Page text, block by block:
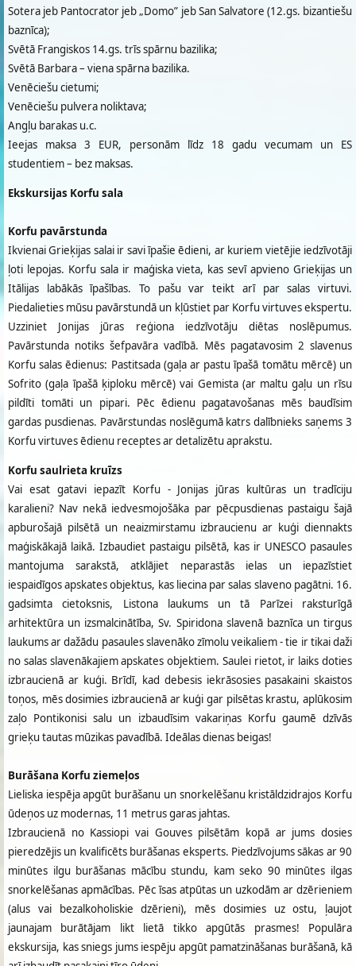
Sotera jeb Pantocrator jeb „Domo” jeb San Salvatore (12.gs. bizantiešu
baznīca);
Svētā Frangiskos 14.gs. trīs spārnu bazilika;
Svētā Barbara – viena spārna bazilika.
Venēciešu cietumi;
Venēciešu pulvera noliktava;
Angļu barakas u.c.
Ieejas maksa 3 EUR, personām līdz 18 gadu vecumam un ES
studentiem – bez maksas.
Ekskursijas Korfu sala
Korfu pavārstunda
Ikvienai Grieķijas salai ir savi īpašie ēdieni, ar kuriem vietējie iedzīvotāji
ļoti lepojas. Korfu sala ir maģiska vieta, kas sevī apvieno Grieķijas un
Itālijas labākās īpašības. To pašu var teikt arī par salas virtuvi.
Piedalieties mūsu pavārstundā un kļūstiet par Korfu virtuves ekspertu.
Uzziniet Jonijas jūras reģiona iedzīvotāju diētas noslēpumus.
Pavārstunda notiks šefpavāra vadībā. Mēs pagatavosim 2 slavenus
Korfu salas ēdienus: Pastitsada (gaļa ar pastu īpašā tomātu mērcē) un
Sofrito (gaļa īpašā ķiploku mērcē) vai Gemista (ar maltu gaļu un rīsu
pildīti tomāti un pipari. Pēc ēdienu pagatavošanas mēs baudīsim
gardas pusdienas. Pavārstundas noslēgumā katrs dalībnieks saņems 3
Korfu virtuves ēdienu receptes ar detalizētu aprakstu.
Korfu saulrieta kruīzs
Vai esat gatavi iepazīt Korfu - Jonijas jūras kultūras un tradīciju
karalieni? Nav nekā iedvesmojošāka par pēcpusdienas pastaigu šajā
apburošajā pilsētā un neaizmirstamu izbraucienu ar kuģi diennakts
maģiskākajā laikā. Izbaudiet pastaigu pilsētā, kas ir UNESCO pasaules
mantojuma sarakstā, atklājiet neparastās ielas un iepazīstiet
iespaidīgos apskates objektus, kas liecina par salas slaveno pagātni. 16.
gadsimta cietoksnis, Listona laukums un tā Parīzei raksturīgā
arhitektūra un izsmalcinātība, Sv. Spiridona slavenā baznīca un tirgus
laukums ar dažādu pasaules slavenāko zīmolu veikaliem - tie ir tikai daži
no salas slavenākajiem apskates objektiem. Saulei rietot, ir laiks doties
izbraucienā ar kuģi. Brīdī, kad debesis iekrāsosies pasakaini skaistos
toņos, mēs dosimies izbraucienā ar kuģi gar pilsētas krastu, aplūkosim
zaļo Pontikonisi salu un izbaudīsim vakariņas Korfu gaumē dzīvās
grieķu tautas mūzikas pavadībā. Ideālas dienas beigas!
Burāšana Korfu ziemeļos
Lieliska iespēja apgūt burāšanu un snorkelēšanu kristāldzidrajos Korfu
ūdeņos uz modernas, 11 metrus garas jahtas.
Izbraucienā no Kassiopi vai Gouves pilsētām kopā ar jums dosies
pieredzējis un kvalificēts burāšanas eksperts. Piedzīvojums sākas ar 90
minūtes ilgu burāšanas mācību stundu, kam seko 90 minūtes ilgas
snorkelēšanas apmācības. Pēc īsas atpūtas un uzkodām ar dzērieniem
(alus vai bezalkoholiskie dzērieni), mēs dosimies uz ostu, ļaujot
jaunajam burātājam likt lietā tikko apgūtās prasmes! Populāra
ekskursija, kas sniegs jums iespēju apgūt pamatzināšanas burāšanā, kā